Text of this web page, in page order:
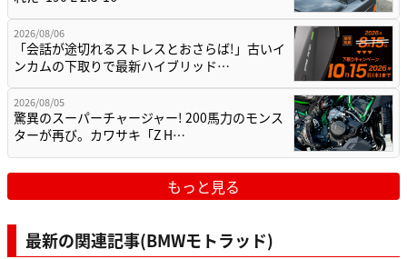
2026/07/22
「BMW F900xrとワタシが走る、理由。」part 9
〜8耐決勝翌日の…
過酷なレースでその高い技術を発揮。モトラッ
ドミツオカ鈴鹿店のメカニックが、鈴…
「BMW F900xrとワタシが走る、理由。」part
【499円〜】ワークマンの冷感トップスが神す
ぎる！BMWや南海部品など、夏の…